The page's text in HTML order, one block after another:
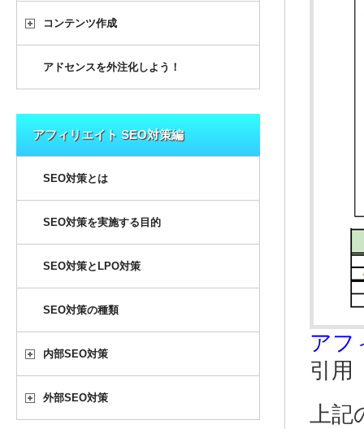
アフ
引用
上記
コンテンツ作成
アドセンスを外注化しよう！
アフィリエイト SEO対策編
SEO対策とは
SEO対策を実施する目的
SEO対策とLPO対策
SEO対策の種類
内部SEO対策
外部SEO対策